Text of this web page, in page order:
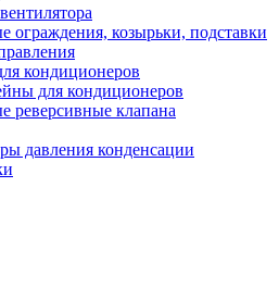
ограждения, козырьки, подставки
кондиционеров
для кондиционеров
реверсивные клапана
давления конденсации